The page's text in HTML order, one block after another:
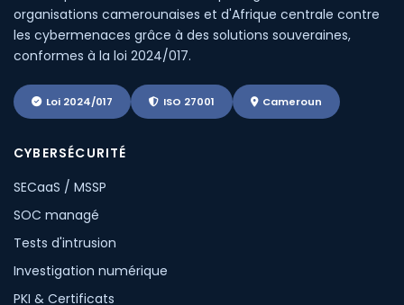
organisations camerounaises et d'Afrique centrale contre
les cybermenaces grâce à des solutions souveraines,
conformes à la loi 2024/017.
Loi 2024/017 ISO 27001 Cameroun
CYBERSÉCURITÉ
SECaaS / MSSP
SOC managé
Tests d'intrusion
Investigation numérique
PKI & Certificats